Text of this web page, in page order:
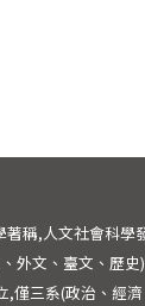
稱,人文社會科學
外文、臺文、歷史
,僅三系(政治、經